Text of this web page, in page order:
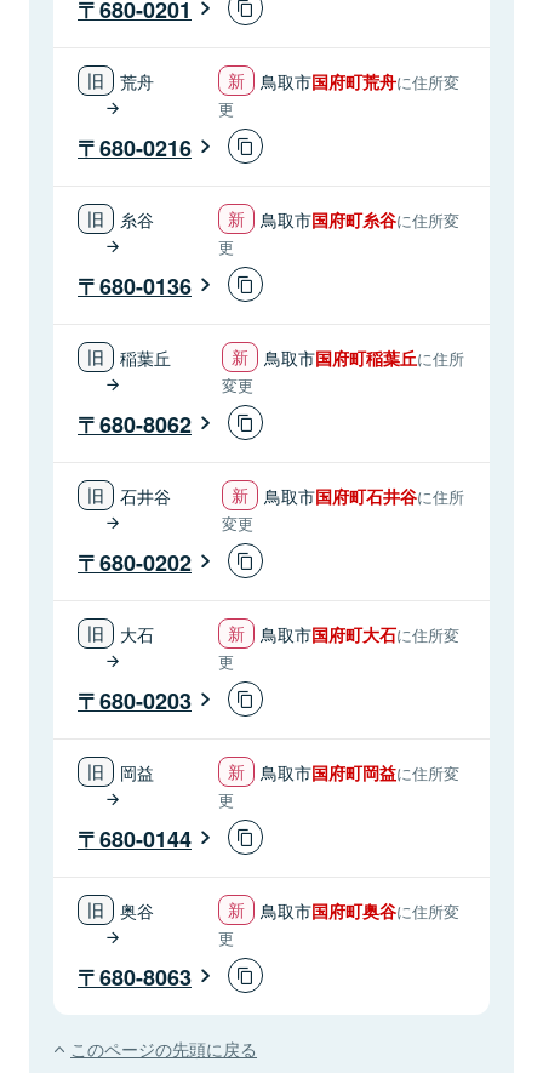
680-0201
荒舟 鳥取市国府町荒舟に住所変
更
680-0216
糸谷 鳥取市国府町糸谷に住所変
更
680-0136
稲葉丘 鳥取市国府町稲葉丘に住所
変更
680-8062
石井谷 鳥取市国府町石井谷に住所
変更
680-0202
大石 鳥取市国府町大石に住所変
更
680-0203
岡益 鳥取市国府町岡益に住所変
更
680-0144
奥谷 鳥取市国府町奥谷に住所変
更
680-8063
このページの先頭に戻る